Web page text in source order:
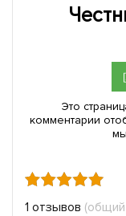
Это
комментарии
1 отзывов (общий